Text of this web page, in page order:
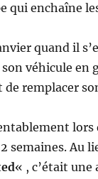
qui enchaîne
quand il
véhicule en
remplacer
lors
semaines. Au
« , c’était une